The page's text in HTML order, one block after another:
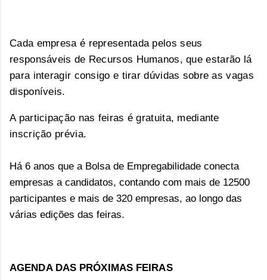
Cada empresa é representada pelos seus
responsáveis de Recursos Humanos, que estarão lá
para interagir consigo e tirar dúvidas sobre as vagas
disponíveis.
A participação nas feiras é gratuita, mediante
inscrição prévia.
Há 6 anos que a Bolsa de Empregabilidade conecta
empresas a candidatos, contando com mais de 12500
participantes e mais de 320 empresas, ao longo das
várias edições das feiras.
AGENDA DAS PRÓXIMAS FEIRAS